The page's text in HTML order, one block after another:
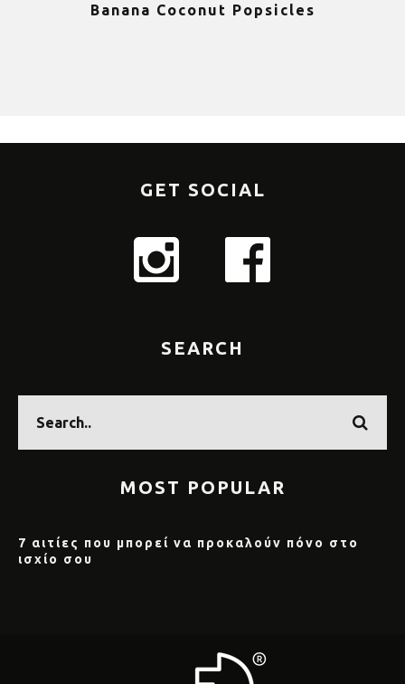
Banana Coconut Popsicles
GET SOCIAL
SEARCH
MOST POPULAR
7 αιτίες που μπορεί να προκαλούν πόνο στο
ισχίο σου